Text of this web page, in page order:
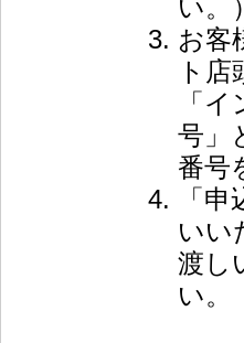
い。
お客
ト
「
号」
番号
「
いい
渡し
い。